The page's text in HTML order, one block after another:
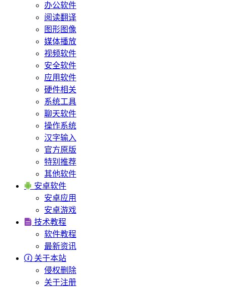
办公软件
阅读翻译
图形图像
媒体播放
视频软件
安全软件
应用软件
硬件相关
系统工具
聊天软件
操作系统
汉字输入
官方原版
特别推荐
其他软件
 安卓软件
安卓应用
安卓游戏
 技术教程
软件教程
最新资讯
 关于本站
侵权删除
关于注册